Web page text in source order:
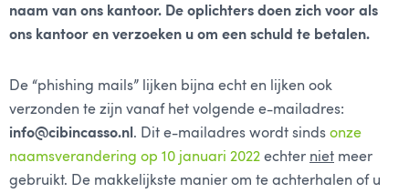
naam van ons kantoor. De oplichters doen zich voor als
ons kantoor en verzoeken u om een schuld te betalen.
De “phishing mails” lijken bijna echt en lijken ook
verzonden te zijn vanaf het volgende e-mailadres:
info@cibincasso.nl. Dit e-mailadres wordt sinds onze
naamsverandering op 10 januari 2022 echter niet meer
gebruikt. De makkelijkste manier om te achterhalen of u